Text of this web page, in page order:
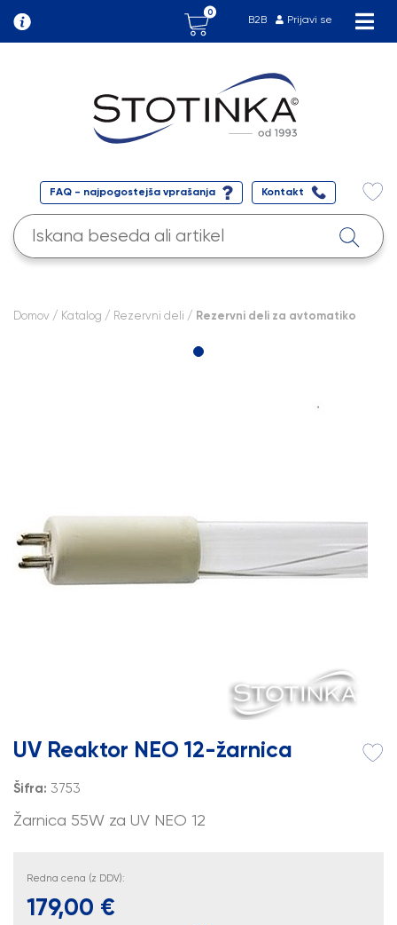
B2B Prijavi se
0
FAQ - najpogostejša vprašanja Kontakt
Domov / Katalog / Rezervni deli / Rezervni deli za avtomatiko
UV Reaktor NEO 12-žarnica
Šifra: 3753
Žarnica 55W za UV NEO 12
Redna cena (z DDV):
179,00 €